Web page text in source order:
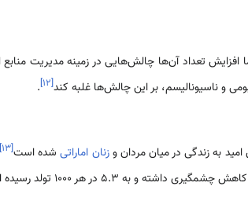
افزایش تعداد آن‌ها چالش‌هایی در زمینه مدیریت
و ناسیونالیسم، بر این چالش‌ها غلبه کند[۱۲]
.
به زندگی در میان مردان وزنان اماراتیشده است[۱۳]